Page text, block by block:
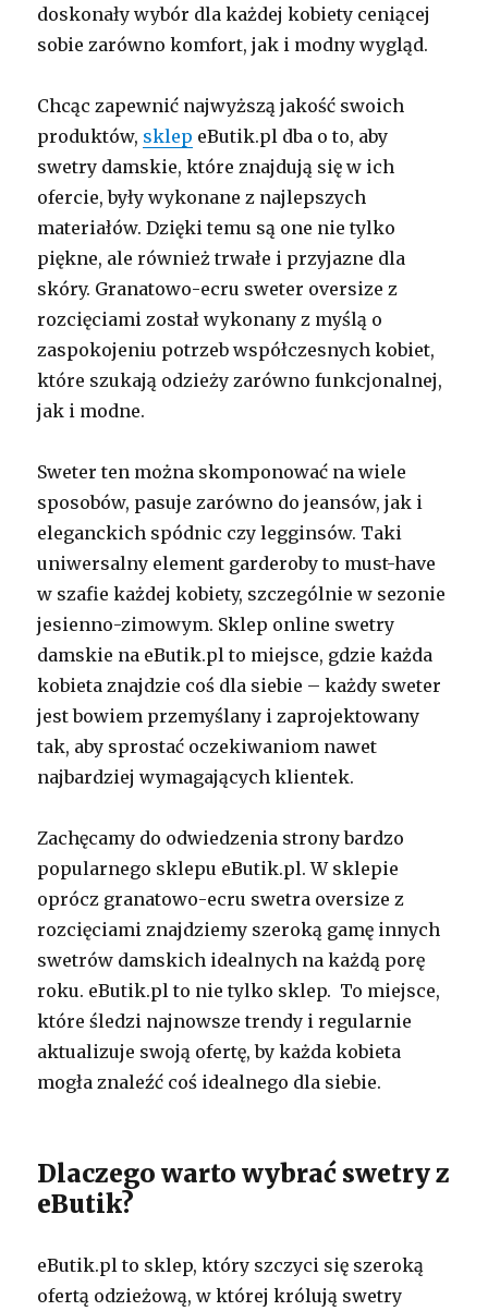
doskonały wybór dla każdej kobiety ceniącej
sobie zarówno komfort, jak i modny wygląd.
Chcąc zapewnić najwyższą jakość swoich
produktów, sklep eButik.pl dba o to, aby
swetry damskie, które znajdują się w ich
ofercie, były wykonane z najlepszych
materiałów. Dzięki temu są one nie tylko
piękne, ale również trwałe i przyjazne dla
skóry. Granatowo-ecru sweter oversize z
rozcięciami został wykonany z myślą o
zaspokojeniu potrzeb współczesnych kobiet,
które szukają odzieży zarówno funkcjonalnej,
jak i modne.
Sweter ten można skomponować na wiele
sposobów, pasuje zarówno do jeansów, jak i
eleganckich spódnic czy legginsów. Taki
uniwersalny element garderoby to must-have
w szafie każdej kobiety, szczególnie w sezonie
jesienno-zimowym. Sklep online swetry
damskie na eButik.pl to miejsce, gdzie każda
kobieta znajdzie coś dla siebie – każdy sweter
jest bowiem przemyślany i zaprojektowany
tak, aby sprostać oczekiwaniom nawet
najbardziej wymagających klientek.
Zachęcamy do odwiedzenia strony bardzo
popularnego sklepu eButik.pl. W sklepie
oprócz granatowo-ecru swetra oversize z
rozcięciami znajdziemy szeroką gamę innych
swetrów damskich idealnych na każdą porę
roku. eButik.pl to nie tylko sklep. To miejsce,
które śledzi najnowsze trendy i regularnie
aktualizuje swoją ofertę, by każda kobieta
mogła znaleźć coś idealnego dla siebie.
Dlaczego warto wybrać swetry z
eButik?
eButik.pl to sklep, który szczyci się szeroką
ofertą odzieżową, w której królują swetry